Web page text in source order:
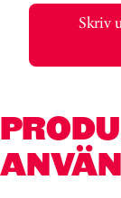
Skriv